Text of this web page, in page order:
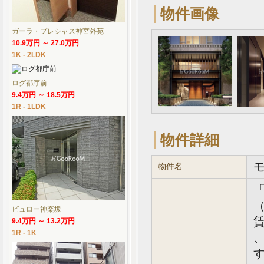
物件画像
物件詳細
物件名
ガーラ・プレシャス神宮外苑
10.9万円 ～ 27.0万円
1K - 2LDK
ログ都庁前
9.4万円 ～ 18.5万円
1R - 1LDK
ビュロー神楽坂
9.4万円 ～ 13.2万円
1R - 1K